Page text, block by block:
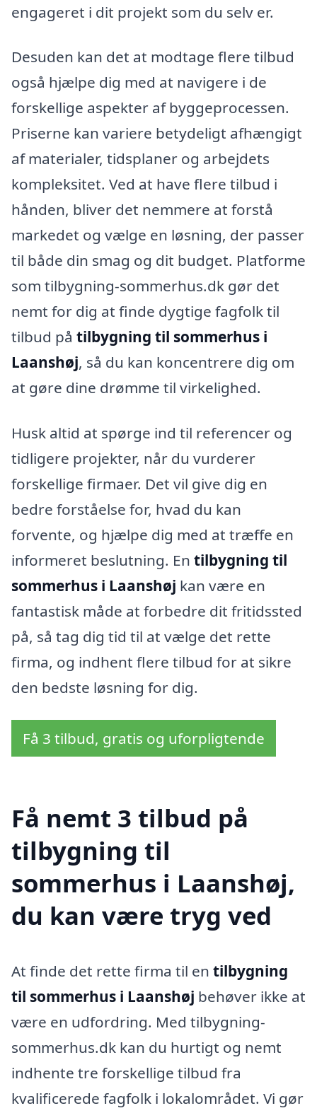
engageret i dit projekt som du selv er.
Desuden kan det at modtage flere tilbud
også hjælpe dig med at navigere i de
forskellige aspekter af byggeprocessen.
Priserne kan variere betydeligt afhængigt
af materialer, tidsplaner og arbejdets
kompleksitet. Ved at have flere tilbud i
hånden, bliver det nemmere at forstå
markedet og vælge en løsning, der passer
til både din smag og dit budget. Platforme
som tilbygning-sommerhus.dk gør det
nemt for dig at finde dygtige fagfolk til
tilbud på tilbygning til sommerhus i
Laanshøj, så du kan koncentrere dig om
at gøre dine drømme til virkelighed.
Husk altid at spørge ind til referencer og
tidligere projekter, når du vurderer
forskellige firmaer. Det vil give dig en
bedre forståelse for, hvad du kan
forvente, og hjælpe dig med at træffe en
informeret beslutning. En tilbygning til
sommerhus i Laanshøj kan være en
fantastisk måde at forbedre dit fritidssted
på, så tag dig tid til at vælge det rette
firma, og indhent flere tilbud for at sikre
den bedste løsning for dig.
Få 3 tilbud, gratis og uforpligtende
Få nemt 3 tilbud på
tilbygning til
sommerhus i Laanshøj,
du kan være tryg ved
At finde det rette firma til en tilbygning
til sommerhus i Laanshøj behøver ikke at
være en udfordring. Med tilbygning-
sommerhus.dk kan du hurtigt og nemt
indhente tre forskellige tilbud fra
kvalificerede fagfolk i lokalområdet. Vi gør